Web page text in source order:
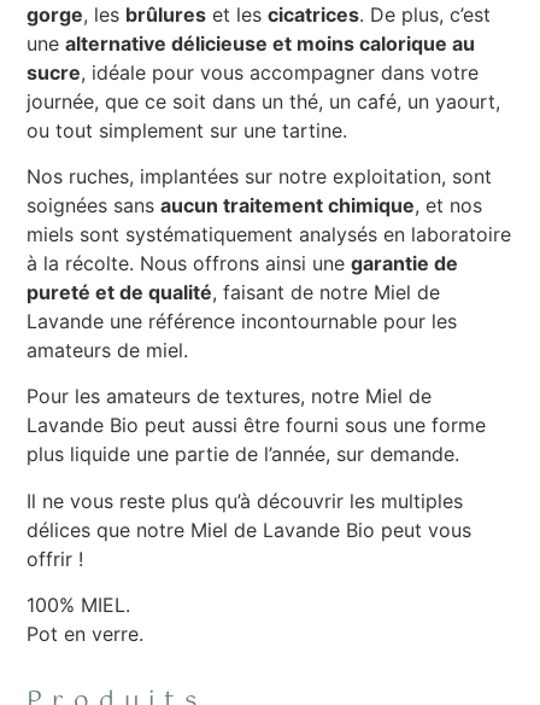
gorge, les brûlures et lescicatrices. De plus, c’est
unealternative délicieuse et moins calorique au
sucre, idéale pour vous accompagner dans votre
journée, que ce soit dans un thé, un café, un yaourt,
ou tout simplement sur une tartine.
Nos ruches, implantées sur notre exploitation, sont
soignées sansaucun traitement chimique, et nos
miels sont systématiquement analysés en laboratoire
à la récolte. Nous offrons ainsi unegarantie de
pureté et de qualité, faisant de notre Miel de
Lavande une référence incontournable pour les
amateurs de miel.
Pour les amateurs de textures, notre Miel de
Lavande Bio peut aussi être fourni sous une forme
plus liquide une partie de l’année, sur demande.
Il ne vous reste plus qu’à découvrir les multiples
délices que notre Miel de Lavande Bio peut vous
offrir !
100% MIEL.
Pot en verre.